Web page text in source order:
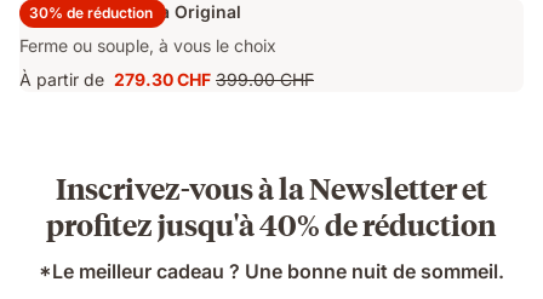
30% de réduction
Surmatelas Emma Original
Ferme ou souple, à vous le choix
À partir de Prix
279.30 CHF Prix
399.00 CHF
Inscrivez-vous à la Newsletter et
profitez jusqu'à 40% de réduction
*Le meilleur cadeau ? Une bonne nuit de sommeil.